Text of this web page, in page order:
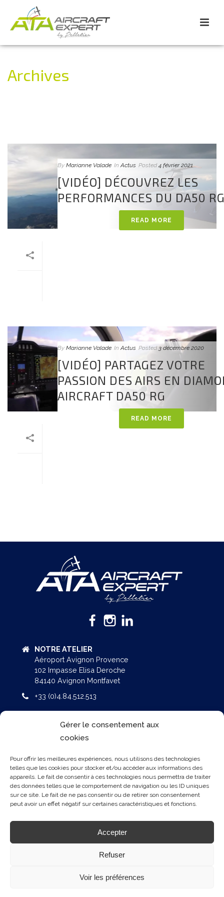
Gérer le consentement aux
cookies
Pour offrir les meilleures expériences, nous utilisons des technologies
telles que les cookies pour stocker et/ou accéder aux informations des
appareils. Le fait de consentir à ces technologies nous permettra de traiter
des données telles que le comportement de navigation ou les ID uniques
sur ce site. Le fait de ne pas consentir ou de retirer son consentement
peut avoir un effet négatif sur certaines caractéristiques et fonctions.
Accepter
Refuser
Voir les préférences
Archives
By Marianne Valade In Actus Posted 4 février 2021
[VIDÉO] DÉCOUVREZ LES
PERFORMANCES DU DA50
READ MORE
By Marianne Valade In Actus Posted 3 décembre 2020
[VIDÉO] PARTAGEZ VOTRE
PASSION DES AIRS EN
AIRCRAFT DA50 RG
READ MORE
NOTRE ATELIER
Aéroport Avignon Provence
102 Impasse Elisa Deroche
84140 Avignon Montfavet
+33 (0)4.84.512.513
NOS BUREAUX
AGROPARC / 160 rue Lawrence DURRELL
84911 AVIGNON Cedex 9
+33 (0)4.90.800.700
NOS OFFRES
AEROPRAKT
ATEC AIRCRAFT